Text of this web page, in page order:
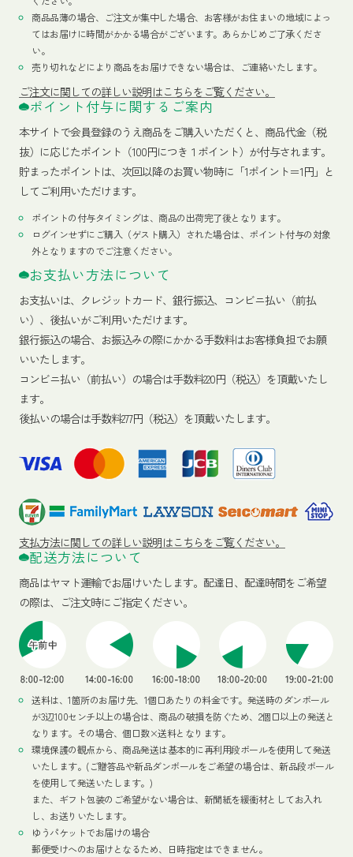
商品品薄の場合、ご注文が集中した場合、お客様がお住まいの地域によっ
てはお届けに時間がかかる場合がございます。あらかじめご了承くださ
い。
売り切れなどにより商品をお届けできない場合は、ご連絡いたします。
ご注文に関しての詳しい説明はこちらをご覧ください。
ポイント付与に関するご案内
本サイトで会員登録のうえ商品をご購入いただくと、商品代金（税
抜）に応じたポイント（100円につき１ポイント）が付与されます。
貯まったポイントは、次回以降のお買い物時に「1ポイント＝1円」と
してご利用いただけます。
ポイントの付与タイミングは、商品の出荷完了後となります。
ログインせずにご購入（ゲスト購入）された場合は、ポイント付与の対象
外となりますのでご注意ください。
お支払い方法について
お支払いは、クレジットカード、銀行振込、コンビニ払い（前払
い）、後払いがご利用いただけます。
銀行振込の場合、お振込みの際にかかる手数料はお客様負担でお願
いいたします。
コンビニ払い（前払い）の場合は手数料220円（税込）を頂戴いたし
ます。
後払いの場合は手数料277円（税込）を頂戴いたします。
支払方法に関しての詳しい説明はこちらをご覧ください。
配送方法について
商品はヤマト運輸でお届けいたします。 配達日、配達時間をご希望
の際は、ご注文時にご指定ください。
送料は、1箇所のお届け先、1個口あたりの料金です。発送時のダンボール
が3辺100センチ以上の場合は、商品の破損を防ぐため、2個口以上の発送と
なります。その場合、個口数×送料となります。
環境保護の観点から、商品発送は基本的に再利用段ボールを使用して発送
いたします。(ご贈答品や新品ダンボールをご希望の場合は、新品段ボール
を使用して発送いたします。)
また、ギフト包装のご希望がない場合は、新聞紙を緩衝材としてお入れ
し、お送りいたします。
ゆうパケットでお届けの場合
郵便受けへのお届けとなるため、日時指定はできません。